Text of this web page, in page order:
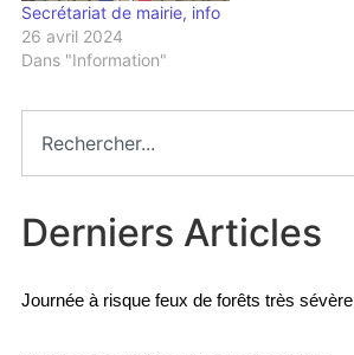
Secrétariat de mairie, info
26 avril 2024
Dans "Information"
Derniers Articles
Journée à risque feux de forêts très sévère